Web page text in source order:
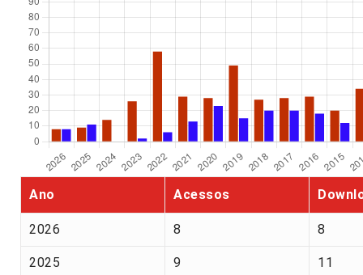
Ano Acessos
2026 8 8
2025 9 11